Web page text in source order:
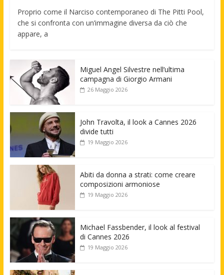
Proprio come il Narciso contemporaneo di The Pitti Pool,
che si confronta con un’immagine diversa da ciò che
appare, a
Miguel Angel Silvestre nell’ultima
campagna di Giorgio Armani
26 Maggio 2026
John Travolta, il look a Cannes 2026
divide tutti
19 Maggio 2026
Abiti da donna a strati: come creare
composizioni armoniose
19 Maggio 2026
Michael Fassbender, il look al festival
di Cannes 2026
19 Maggio 2026